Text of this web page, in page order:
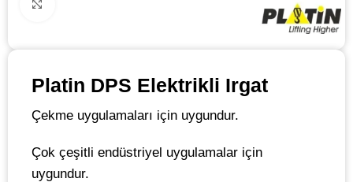
Platin DPS Elektrikli Irgat
Çekme uygulamaları için uygundur.
Çok çeşitli endüstriyel uygulamalar için
uygundur.